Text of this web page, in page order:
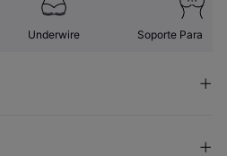
Underwire Soporte Para el